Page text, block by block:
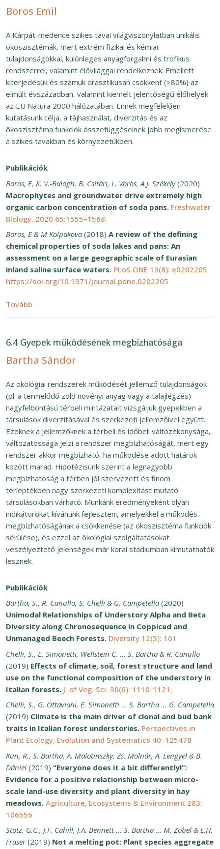
Boros Emil
A Kárpát-medence szikes tavai világviszonylatban unikális
ökoszisztémák, mert extrém fizikai és kémiai
tulajdonságokkal, különleges anyagforgalmi és trofikus
rendszerrel, valamint élővilággal rendelkeznek. Emellett
kiterjedésük és számuk drasztikusan csökkent (>80%) az
elmúlt évszázadban, valamint kiemelt jelentőségű élőhelyek
az EU Natura 2000 hálózatában. Ennek megfelelően
kutatásunk célja, a tájhasználat, diverzitás és az
ökoszisztéma funkciók összefüggéseinek jobb megismerése
a szikes tavakban és környezetükben.
Publikációk
Boros, E, K. V.-Balogh, B. Csitári, L. Vörös, A.J. Székely (2020)
Macrophytes and groundwater drive extremely high
organic carbon concentration of soda pans. Freshwater
Biology. 2020 65:1555–1568.
Boros, E & M Kolpakova (2018) A review of the defining
chemical properties of soda lakes and pans: An
assessment on a large geographic scale of Eurasian
inland saline surface waters. PLoS ONE 13(8): e0202205.
https://doi.org/10.1371/journal.pone.0202205
Tovább
6.4 Gyepek működésének megbízhatósága
Bartha Sándor
Az ökológiai rendszerek működését jellemző tulajdonságok
(pl. a termelődő zöld növényi anyag vagy a talajlégzés)
nagyfelbontású térbeli mintázatait vizsgáljuk gyepekben a
társulások diverzitásával és szerkezeti jellemzőivel együtt.
Ezeknek a jellemzőknek a térbeli és időbeli változékonysága,
változatossága jelzi a rendszer megbízhatóságát, mert egy
rendszer akkor megbízható, ha működése adott határok
között marad. Hipotézisünk szerint a legnagyobb
megbízhatóság a térben jól szervezett és finom
térléptékben nagy szerkezeti komplexitást mutató
társulásokban várható. Munkánk eredményeként olyan
indikátorokat kívánunk fejleszteni, amelyekkel a működés
megbízhatóságának a csökkenése (az ökoszisztéma funkciók
sérülése), és ezzel az ökológiai szolgáltatásokat
veszélyeztető jelenségek már korai stádiumban kimutathatók
lesznek.
Publikációk
Bartha, S., R. Canullo, S. Chelli & G. Campetella (2020)
Unimodal Relationships of Understory Alpha and Beta
Diversity along Chronosequence in Coppiced and
Unmanaged Beech Forests. Diversity 12(3): 101
Chelli, S., E. Simonetti, Wellstein C. ... S. Bartha & R. Canullo
(2019) Effects of climate, soil, forest structure and land
use on the functional composition of the understory in
Italian forests. J. of Veg. Sci. 30(6): 1110-1121.
Chelli, S., G. Ottaviani, E. Simonetti ... S. Bartha ... G. Campetella
(2019) Climate is the main driver of clonal and bud bank
traits in Italian forest understories. Perspectives in
Plant Ecology, Evolution and Systematics 40: 125478
Kun, R., S. Bartha, Á. Malatinszky, Zs. Molnár, A. Lengyel & B.
Dániel (2019) “Everyone does it a bit differently!”:
Evidence for a positive relationship between micro-
scale land-use diversity and plant diversity in hay
meadows. Agriculture, Ecosystems & Environment 283:
106556
Stotz, G.C., J.F. Cahill, J.A. Bennett ... S. Bartha ... M. Zobel & L.H.
Fraser (2019) Not a melting pot: Plant species aggregate